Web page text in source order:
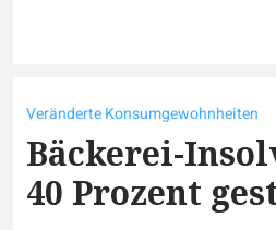
Veränderte Konsumgewohnheiten
Bäckerei-
40 Prozent